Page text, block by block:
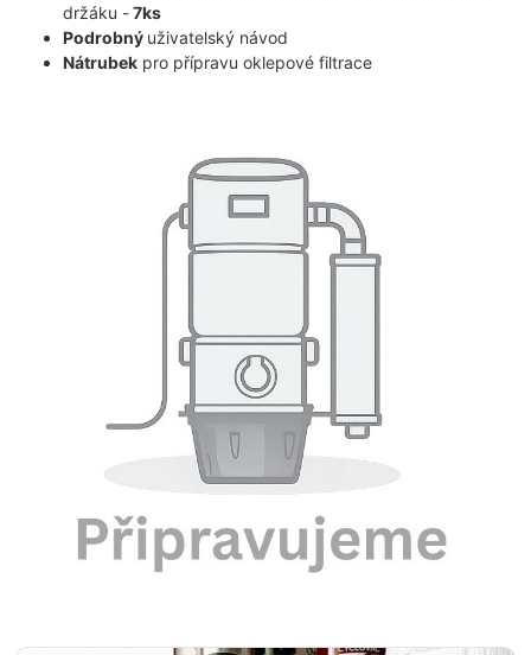
držáku -7ks
Podrobný uživatelský návod
Nátrubek pro přípravu oklepové filtrace